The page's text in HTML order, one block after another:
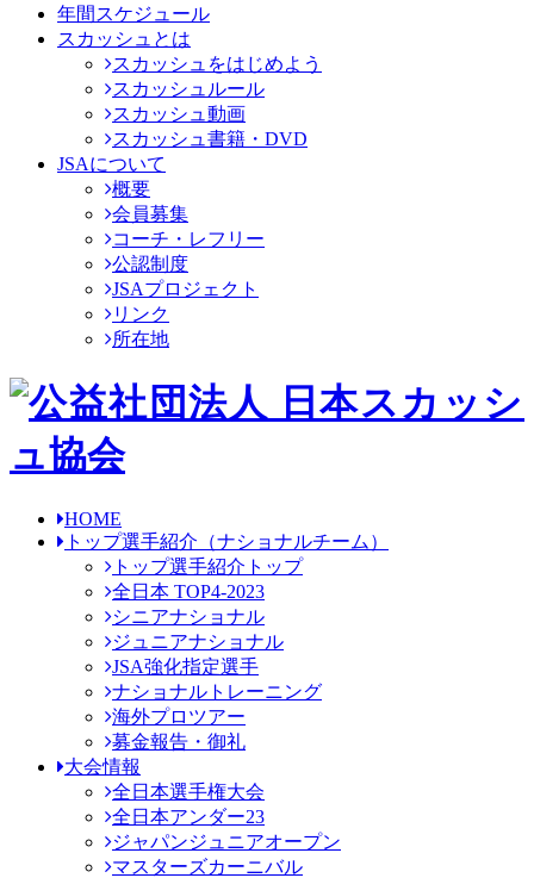
年間スケジュール
スカッシュとは
スカッシュをはじめよう
スカッシュルール
スカッシュ動画
スカッシュ書籍・DVD
JSAについて
概要
会員募集
コーチ・レフリー
公認制度
JSAプロジェクト
リンク
所在地
HOME
トップ選手紹介 （ナショナルチーム）
トップ選手紹介トップ
全日本 TOP4-2023
シニアナショナル
ジュニアナショナル
JSA強化指定選手
ナショナルトレーニング
海外プロツアー
募金報告・御礼
大会情報
全日本選手権大会
全日本アンダー23
ジャパンジュニアオープン
マスターズカーニバル